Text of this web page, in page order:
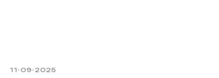
11-09-2025